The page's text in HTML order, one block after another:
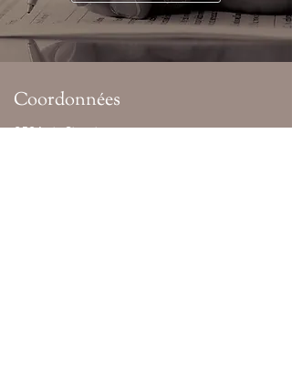
Coordonnées
250 Lutz Street